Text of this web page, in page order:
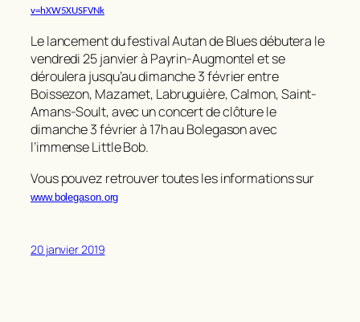
v=hXW5XUSFVNk
Le lancement du festival Autan de Blues débutera le
vendredi 25 janvier à Payrin-Augmontel et se
déroulera jusqu’au dimanche 3 février entre
Boissezon, Mazamet, Labruguière, Calmon, Saint-
Amans-Soult, avec un concert de clôture le
dimanche 3 février à 17h au Bolegason avec
l’immense Little Bob.
Vous pouvez retrouver toutes les informations sur
www.bolegason.org
20 janvier 2019